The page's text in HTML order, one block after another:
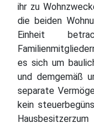
ihr zu
die beiden
Einheit
es sich um
und demgemäß
separate
kein